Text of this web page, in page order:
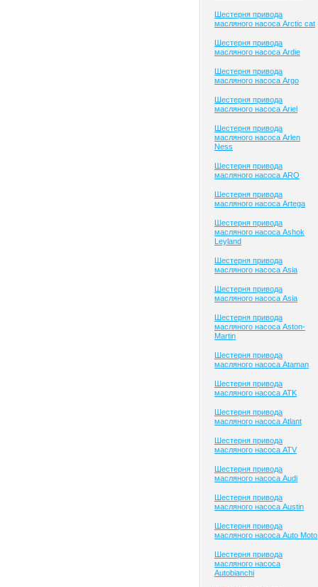
Шестерня привода
масляного насоса Arctic cat
Шестерня привода
масляного насоса Ardie
Шестерня привода
масляного насоса Argo
Шестерня привода
масляного насоса Ariel
Шестерня привода
масляного насоса Arlen
Ness
Шестерня привода
масляного насоса ARO
Шестерня привода
масляного насоса Artega
Шестерня привода
масляного насоса Ashok
Leyland
Шестерня привода
масляного насоса Asia
Шестерня привода
масляного насоса Asia
Шестерня привода
масляного насоса Aston-
Martin
Шестерня привода
масляного насоса Ataman
Шестерня привода
масляного насоса ATK
Шестерня привода
масляного насоса Atlant
Шестерня привода
масляного насоса ATV
Шестерня привода
масляного насоса Audi
Шестерня привода
масляного насоса Austin
Шестерня привода
масляного насоса Auto Moto
Шестерня привода
масляного насоса
Autobianchi